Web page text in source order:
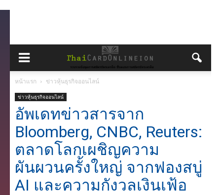
หน้าแรก ข่าวหุ้นธุรกิจออนไลน์
ข่าวหุ้นธุรกิจออนไลน์
อัพเดทข่าวสารจาก
Bloomberg, CNBC, Reuters:
ตลาดโลกเผชิญความ
ผันผวนครั้งใหญ่ จากฟองสบู่
AI และความกังวลเงินเฟ้อ